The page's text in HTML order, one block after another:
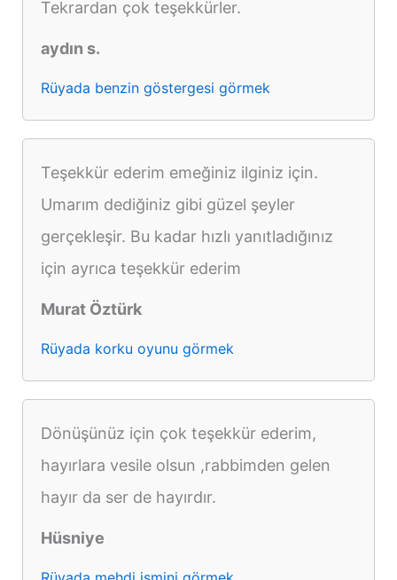
Tekrardan çok teşekkürler.
aydın s.
Rüyada benzin göstergesi görmek
Teşekkür ederim emeğiniz ilginiz için.
Umarım dediğiniz gibi güzel şeyler
gerçekleşir. Bu kadar hızlı yanıtladığınız
için ayrıca teşekkür ederim
Murat Öztürk
Rüyada korku oyunu görmek
Dönüşünüz için çok teşekkür ederim,
hayırlara vesile olsun ,rabbimden gelen
hayır da ser de hayırdır.
Hüsniye